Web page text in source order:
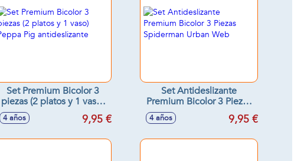
Set Premium Bicolor 3
piezas (2 platos y 1 vaso)
Peppa Pig antideslizante
4 años 9,95 €
Set Antideslizante
Premium Bicolor 3 Piezas
Spiderman Urban Web
4 años 9,95 €